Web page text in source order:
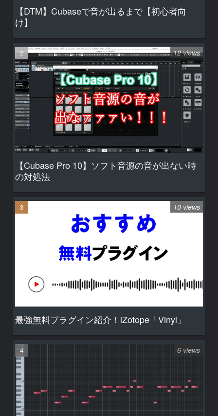
【DTM】Cubaseで音が出るまで【初心者向
け】
【Cubase Pro 10】ソフト音源の音が出ない時
の対処法
12 views
最強無料プラグイン紹介！iZotope「Vinyl」
10 views
6 views